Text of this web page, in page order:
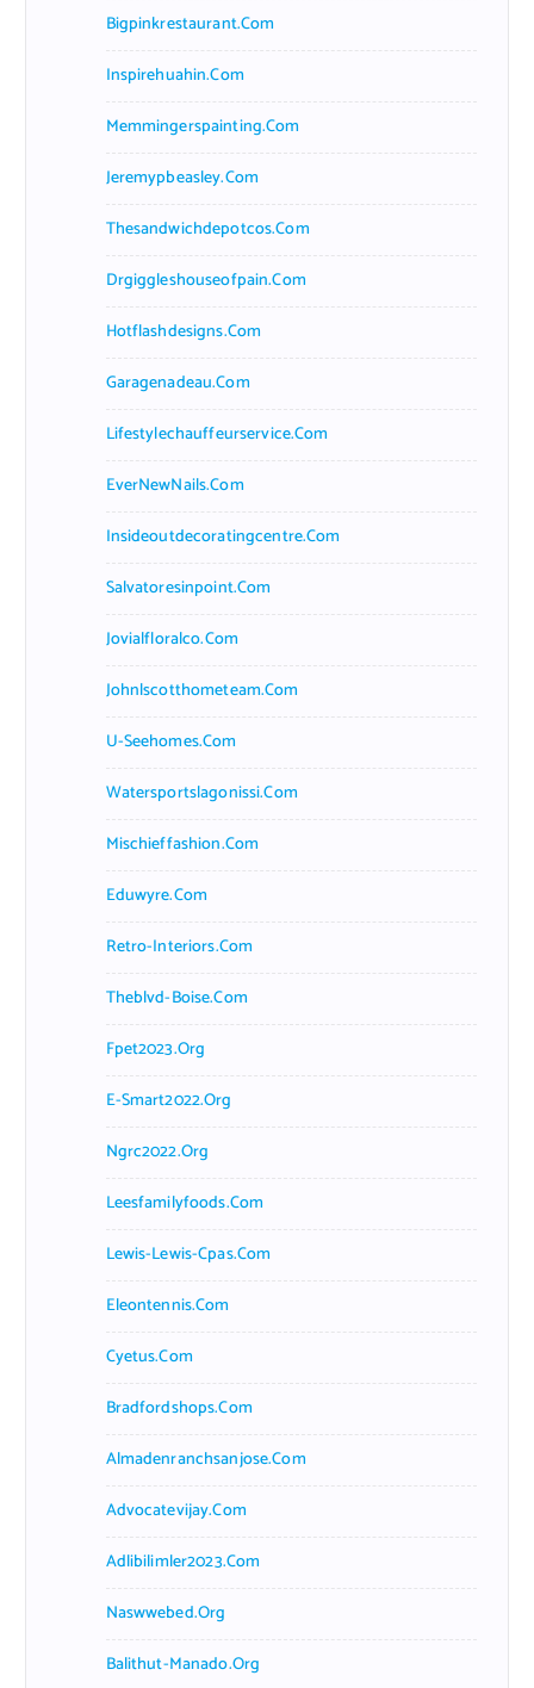
Bigpinkrestaurant.com
Inspirehuahin.com
Memmingerspainting.com
Jeremypbeasley.com
Thesandwichdepotcos.com
Drgiggleshouseofpain.com
Hotflashdesigns.com
Garagenadeau.com
Lifestylechauffeurservice.com
EverNewNails.com
Insideoutdecoratingcentre.com
Salvatoresinpoint.com
Jovialfloralco.com
Johnlscotthometeam.com
U-Seehomes.com
Watersportslagonissi.com
Mischieffashion.com
Eduwyre.com
Retro-Interiors.com
Theblvd-Boise.com
Fpet2023.org
E-Smart2022.org
Ngrc2022.org
Leesfamilyfoods.com
Lewis-Lewis-Cpas.com
Eleontennis.com
Cyetus.com
Bradfordshops.com
Almadenranchsanjose.com
Advocatevijay.com
Adlibilimler2023.com
Naswwebed.org
Balithut-Manado.org